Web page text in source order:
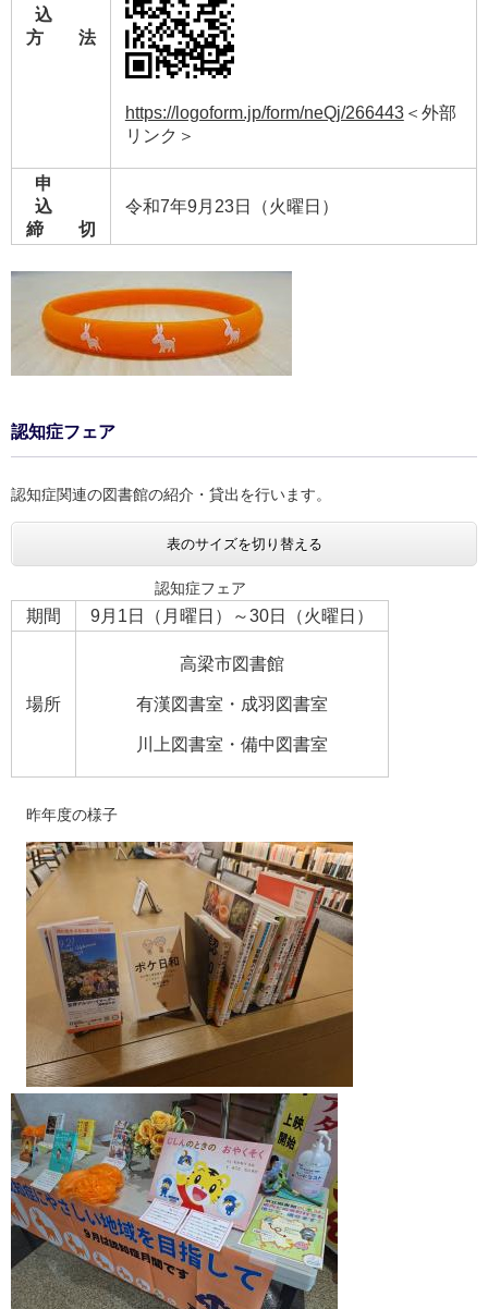
込
方 法
https://logoform.jp/form/neQj/266443＜外部
リンク＞
申
込
締 切
令和7年9月23日（火曜日）
認知症フェア
認知症関連の図書館の紹介・貸出を行います。
表のサイズを切り替える
認知症フェア
期間 9月1日（月曜日）～30日（火曜日）
場所
高梁市図書館
有漢図書室・成羽図書室
川上図書室・備中図書室
昨年度の様子